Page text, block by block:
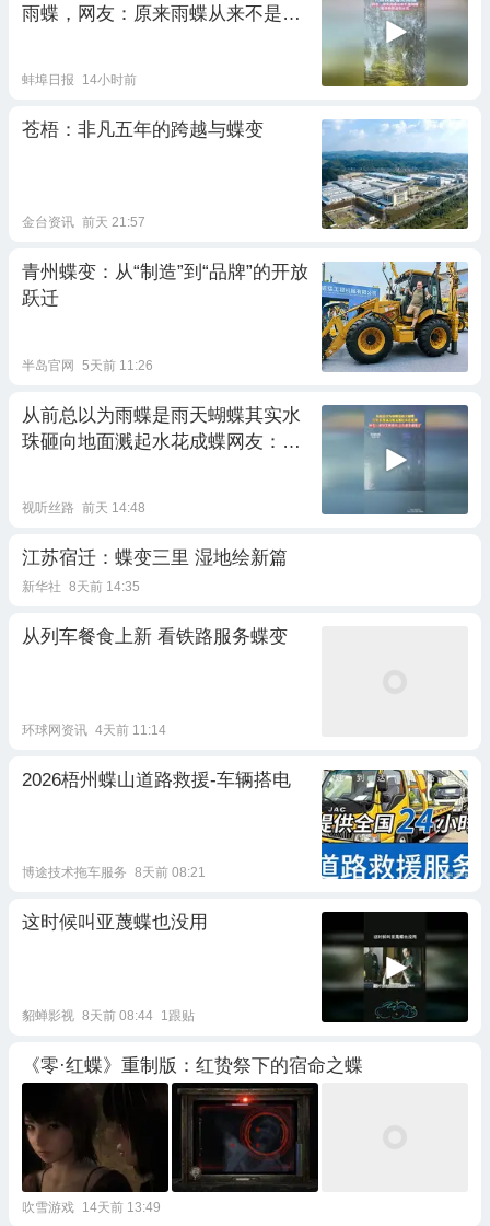
雨蝶，网友：原来雨蝶从来不是蝴
蚌埠日报 14小时前
苍梧：非凡五年的跨越与蝶变
金台资讯 前天 21:57
青州蝶变：从“制造”到“品牌”的开放
跃迁
半岛官网 5天前 11:26
从前总以为雨蝶是雨天蝴蝶其实水
珠砸向地面溅起水花成蝶网友：难
视听丝路 前天 14:48
江苏宿迁：蝶变三里 湿地绘新篇
新华社 8天前 14:35
从列车餐食上新 看铁路服务蝶变
环球网资讯 4天前 11:14
2026梧州蝶山道路救援-车辆搭电
博途技术拖车服务 8天前 08:21
这时候叫亚蔑蝶也没用
貂蝉影视 8天前 08:44 1跟贴
《零·红蝶》重制版：红贽祭下的宿命之蝶
吹雪游戏 14天前 13:49